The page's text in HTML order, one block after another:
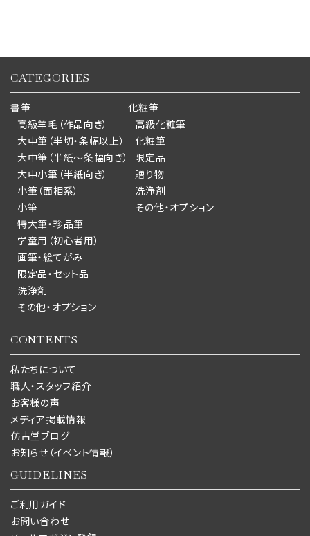
CATEGORIES
書筆
高級羊毛（作品向き）
大中筆（半切・条幅以上）
大中筆（半紙～条幅向き）
大中小筆（半紙向き）
小筆（面相系）
小筆
特大筆・珍品筆
学童用（初心者用）
画筆・絵てがみ
限定品・セット品
洗浄剤
その他・オプション
化粧筆
高級化粧筆
化粧筆
限定品
贈り物
洗浄剤
その他・オプション
CONTENTS
私たちについて
職人・スタッフ紹介
お客様の声
メディア掲載情報
仿古堂ブログ
お知らせ（イベント情報）
GUIDELINES
ご利用ガイド
お問い合わせ